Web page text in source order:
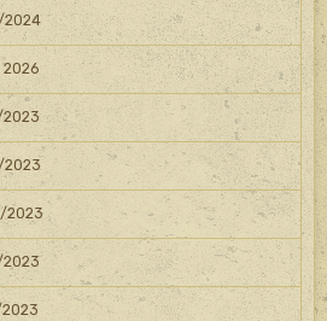
2024
2026
2023
2023
2023
2023
2023